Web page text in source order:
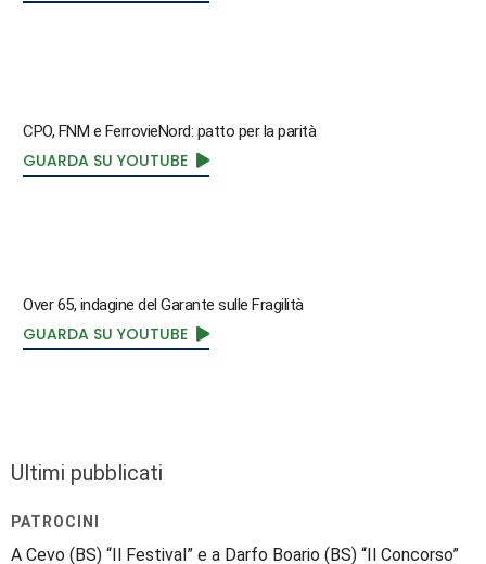
CPO, FNM e FerrovieNord: patto per la parità
GUARDA SU YOUTUBE
Over 65, indagine del Garante sulle Fragilità
GUARDA SU YOUTUBE
Ultimi pubblicati
PATROCINI
A Cevo (BS) “Il Festival” e a Darfo Boario (BS) “Il Concorso”